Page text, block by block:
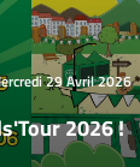
29 Avril 2026
2026 !